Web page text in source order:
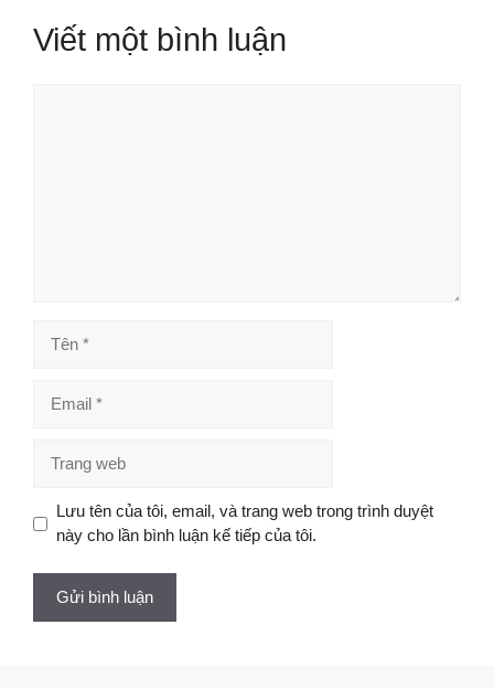
Viết một bình luận
web
Lưu tên của tôi, email, và trang web trong trình duyệt
này cho lần bình luận kế tiếp của tôi.